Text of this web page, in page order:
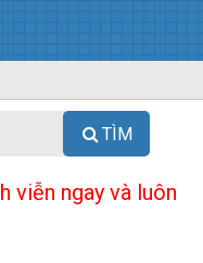
TÌM
viễn ngay và luôn